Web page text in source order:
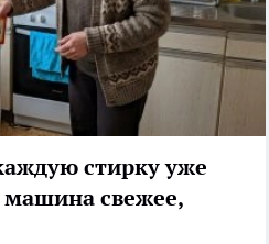
стирку уже
свежее,